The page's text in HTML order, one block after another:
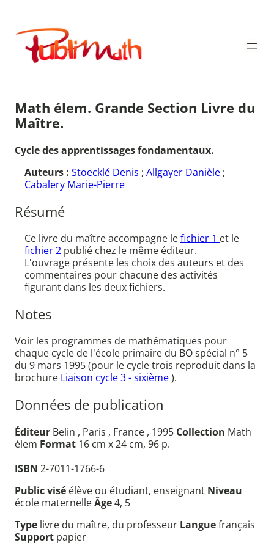
contenu
Publimath
Math élem. Grande Section Livre du
Maître.
Cycle des apprentissages fondamentaux.
Auteurs : Stoecklé Denis ; Allgayer Danièle ;
Cabalery Marie-Pierre
Résumé
Ce livre du maître accompagne lefichier 1 et le
fichier 2 publié chez le même éditeur.
L'ouvrage présente les choix des auteurs et des
commentaires pour chacune des activités
figurant dans les deux fichiers.
Notes
Voir les programmes de mathématiques pour
chaque cycle de l'école primaire du BO spécial n° 5
du 9 mars 1995 (pour le cycle trois reproduit dans la
brochure Liaison cycle 3 - sixième).
Données de publication
Éditeur Belin , Paris , France , 1995 Collection Math
élem Format 16 cm x 24 cm, 96 p.
ISBN 2-7011-1766-6
Public visé élève ou étudiant, enseignant Niveau
école maternelleÂge4, 5
Type livre du maître, du professeur Languefrançais
Support papier